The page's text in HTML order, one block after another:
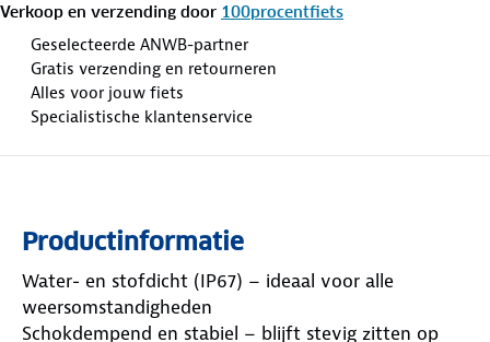
Verkoop en verzending door 100procentfiets
Geselecteerde ANWB-partner
Gratis verzending en retourneren
Alles voor jouw fiets
Specialistische klantenservice
Productinformatie
Water- en stofdicht (IP67) – ideaal voor alle
weersomstandigheden
Schokdempend en stabiel – blijft stevig zitten op